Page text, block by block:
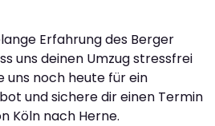
Erfahrung des Berger
uns deinen Umzug stressfrei
noch heute für ein
und sichere dir einen Termin
Köln nach Herne.